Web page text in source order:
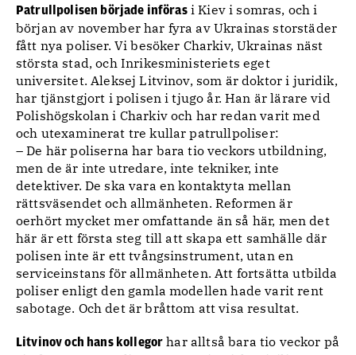
Patrullpolisen började införasi Kiev i somras, och i
början av november har fyra av Ukrainas storstäder
fått nya poliser. Vi besöker Charkiv, Ukrainas näst
största stad, och Inrikesministeriets eget
universitet. Aleksej Litvinov, som är doktor i juridik,
har tjänstgjort i polisen i tjugo år. Han är lärare vid
Polishögskolan i Charkiv och har redan varit med
och utexaminerat tre kullar patrullpoliser:
– De här poliserna har bara tio veckors utbildning,
men de är inte utredare, inte tekniker, inte
detektiver. De ska vara en kontaktyta mellan
rättsväsendet och allmänheten. Reformen är
oerhört mycket mer omfattande än så här, men det
här är ett första steg till att skapa ett samhälle där
polisen inte är ett tvångsinstrument, utan en
serviceinstans för allmänheten. Att fortsätta utbilda
poliser enligt den gamla modellen hade varit rent
sabotage. Och det är bråttom att visa resultat.
Litvinov och hans kollegor har alltså bara tio veckor på